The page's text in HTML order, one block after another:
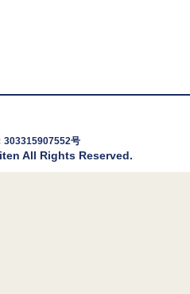
号
All Rights Reserved.